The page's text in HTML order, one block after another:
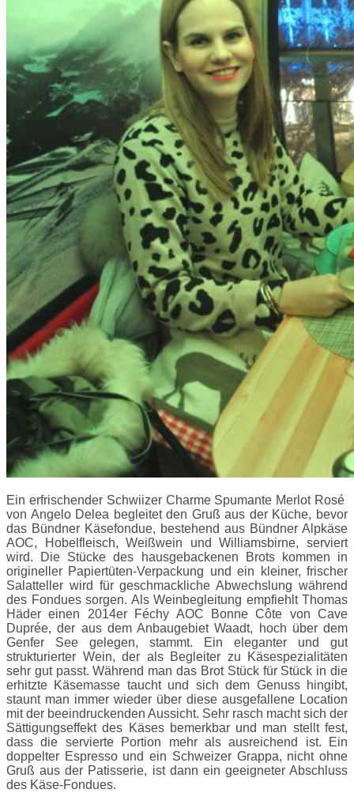
Ein erfrischender Schwiizer Charme Spumante Merlot Rosé
von Angelo Delea begleitet den Gruß aus der Küche, bevor
das Bündner Käsefondue, bestehend aus Bündner Alpkäse
AOC, Hobelfleisch, Weißwein und Williamsbirne, serviert
wird. Die Stücke des hausgebackenen Brots kommen in
origineller Papiertüten-Verpackung und ein kleiner, frischer
Salatteller wird für geschmackliche Abwechslung während
des Fondues sorgen. Als Weinbegleitung empfiehlt Thomas
Häder einen 2014er Féchy AOC Bonne Côte von Cave
Duprée, der aus dem Anbaugebiet Waadt, hoch über dem
Genfer See gelegen, stammt. Ein eleganter und gut
strukturierter Wein, der als Begleiter zu Käsespezialitäten
sehr gut passt. Während man das Brot Stück für Stück in die
erhitzte Käsemasse taucht und sich dem Genuss hingibt,
staunt man immer wieder über diese ausgefallene Location
mit der beeindruckenden Aussicht. Sehr rasch macht sich der
Sättigungseffekt des Käses bemerkbar und man stellt fest,
dass die servierte Portion mehr als ausreichend ist. Ein
doppelter Espresso und ein Schweizer Grappa, nicht ohne
Gruß aus der Patisserie, ist dann ein geeigneter Abschluss
des Käse-Fondues.